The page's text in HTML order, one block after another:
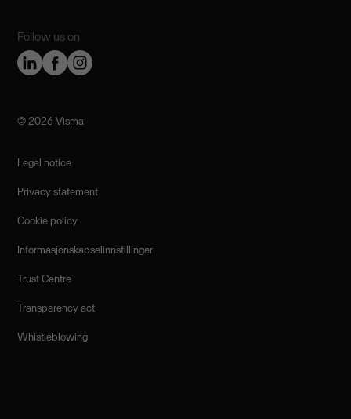
Follow us on
©️ 2026 Visma
Legal notice
Privacy statement
Cookie policy
Informasjonskapselinnstillinger
Trust Centre
Transparency act
Whistleblowing